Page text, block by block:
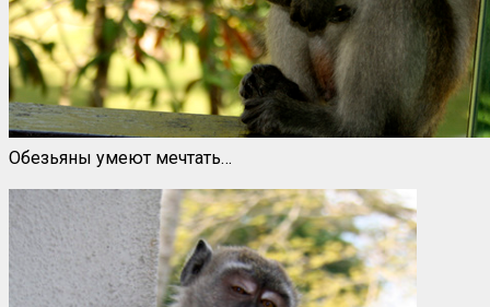
Обезьяны умеют мечтать…